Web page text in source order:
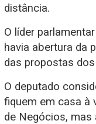
distância.
O líder
havia abertura da
das propostas
O deputado
fiquem em casa à
de Negócios, mas